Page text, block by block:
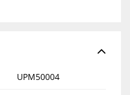
UPM50004